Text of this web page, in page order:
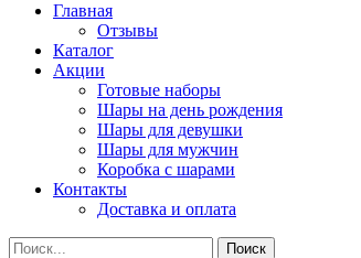
Главная
Отзывы
Каталог
Акции
Готовые наборы
Шары на день рождения
Шары для девушки
Шары для мужчин
Коробка с шарами
Контакты
Доставка и оплата
Поиск